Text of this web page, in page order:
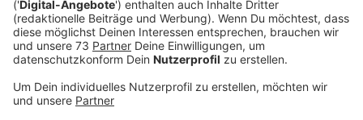
Ein Borkener Betrieb ist für das verunreinigte
Abwasser in der Kläranlage verantwortlich.
Verantwortliche des Unternehmens haben sich
gemeldet, nachdem sie jetzt von dem Umweltalarm
gehört haben. Am Mittwoch hatten Mitarbeiter des